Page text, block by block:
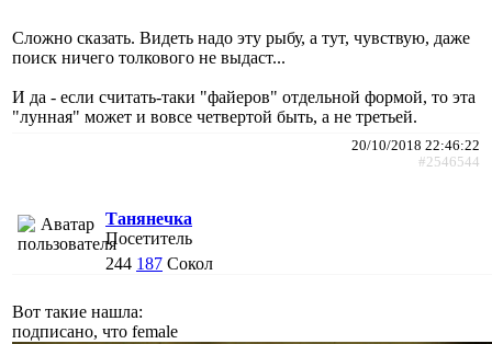
Сложно сказать. Видеть надо эту рыбу, а тут, чувствую, даже
поиск ничего толкового не выдаст...
И да - если считать-таки "файеров" отдельной формой, то эта
"лунная" может и вовсе четвертой быть, а не третьей.
20/10/2018 22:46:22
#2546544
Танянечка
Посетитель
244 187 Сокол
Вот такие нашла:
подписано, что female